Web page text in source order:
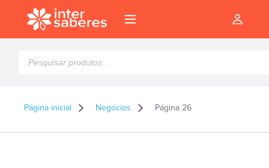
produtos
Página inicial Negócios Página 26